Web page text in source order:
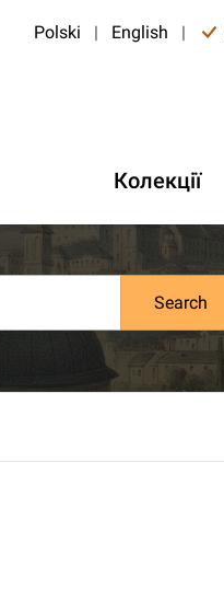
Polski | English |
Колекції
Search